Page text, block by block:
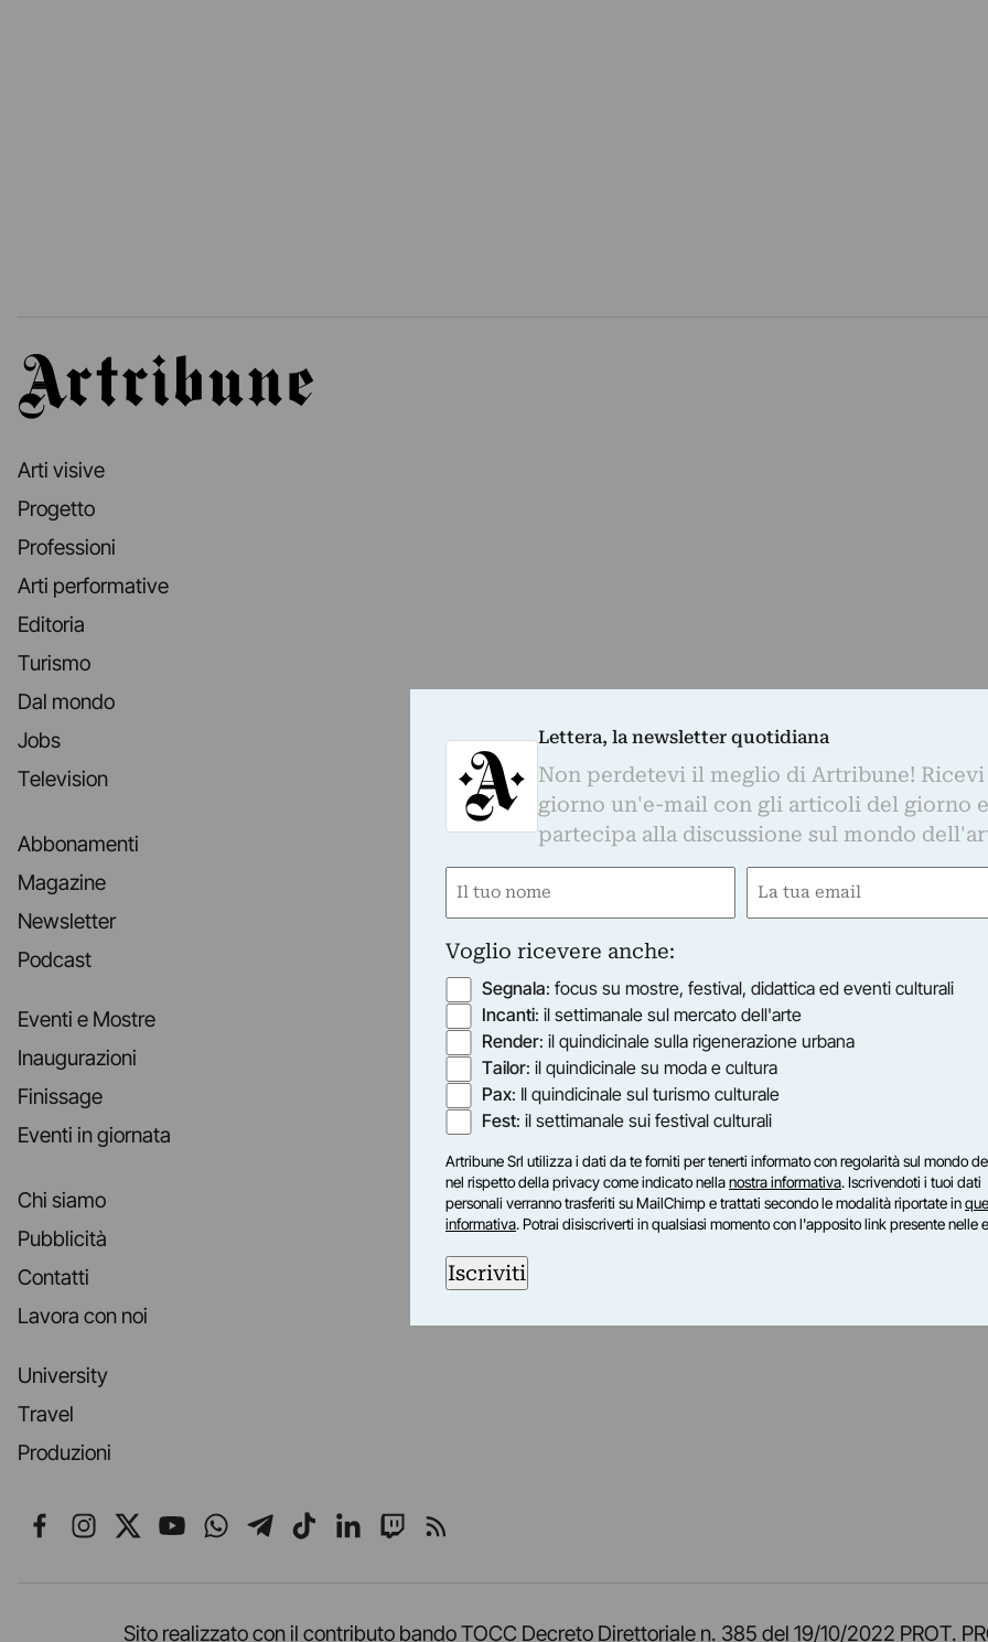
Artribune
Arti visive
Progetto
Professioni
Arti performative
Editoria
Turismo
Dal mondo
Jobs
Television
Abbonamenti
Magazine
Newsletter
Podcast
Eventi e Mostre
Inaugurazioni
Finissage
Eventi in giornata
Chi siamo
Pubblicità
Contatti
Lavora con noi
University
Travel
Produzioni
Seguici su Facebook
Seguici su Instagram
Seguici su X
Seguici su YouTube
Seguici su WhatsApp
Seguici su Telegram
Seguici su TikTok
Seguici su LinkedIn
Seguici su Twitch
Seguici su Rss
Sito realizzato con il contributo bando TOCC Decreto Direttoriale n. 385 del 19/10/2022 PROT.
Lettera, la newsletter quotidiana
Non perdetevi il meglio di Artribune! Ricevi
giorno un'e-mail con gli articoli del giorno e
partecipa alla discussione sul mondo
Nome
Email
Voglio ricevere anche:
Segnala: focus su mostre, festival, didattica ed eventi culturali
Incanti: il settimanale sul mercato dell'arte
Render: il quindicinale sulla rigenerazione urbana
Tailor: il quindicinale su moda e cultura
Pax: Il quindicinale sul turismo culturale
Fest: il settimanale sui festival culturali
Artribune Srl utilizza i dati da te forniti per tenerti informato con regolarità sul mondo
nel rispetto della privacy come indicato nellanostra informativa. Iscrivendoti i tuoi dati
personali verranno trasferiti su MailChimp e trattati secondo le modalità riportate in
informativa. Potrai disiscriverti in qualsiasi momento con l'apposito link presente nelle
Iscriviti